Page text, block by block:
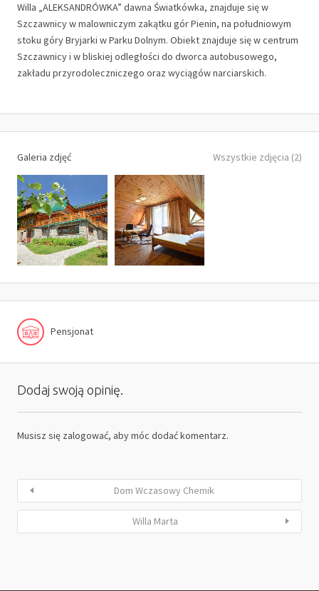
Willa „ALEKSANDRÓWKA” dawna Światkówka, znajduje się w
Szczawnicy w malowniczym zakątku gór Pienin, na południowym
stoku góry Bryjarki w Parku Dolnym. Obiekt znajduje się w centrum
Szczawnicy i w bliskiej odległości do dworca autobusowego,
zakładu przyrodoleczniczego oraz wyciągów narciarskich.
Galeria zdjęć Wszystkie zdjęcia (2)
Pensjonat
Dodaj swoją opinię.
Musisz się zalogować, aby móc dodać komentarz.
Dom Wczasowy Chemik
Willa Marta